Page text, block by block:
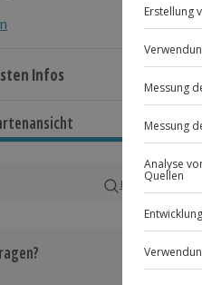
Infos
ca. 1 Stunde
zu bestimmten Terminen
Karte in